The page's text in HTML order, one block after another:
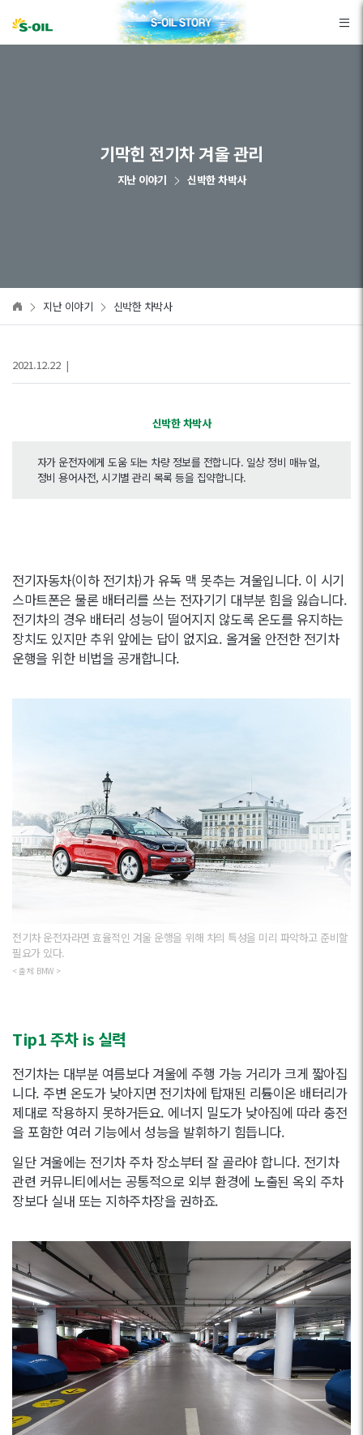
기막힌 전기차 겨울 관리
지난 이야기 신박한 차박사
지난 이야기 신박한 차박사
2021.12.22 |
신박한 차박사
자가 운전자에게 도움 되는 차량 정보를 전합니다. 일상 정비 매뉴얼,
정비 용어사전, 시기별 관리 목록 등을 집약합니다.
전기자동차(이하 전기차)가 유독 맥 못추는 겨울입니다. 이 시기
스마트폰은 물론 배터리를 쓰는 전자기기 대부분 힘을 잃습니다.
전기차의 경우 배터리 성능이 떨어지지 않도록 온도를 유지하는
장치도 있지만 추위 앞에는 답이 없지요. 올겨울 안전한 전기차
운행을 위한 비법을 공개합니다.
전기차 운전자라면 효율적인 겨울 운행을 위해 차의 특성을 미리 파악하고 준비할
필요가 있다.
< 출처: BMW >
Tip1 주차 is 실력
전기차는 대부분 여름보다 겨울에 주행 가능 거리가 크게 짧아집
니다. 주변 온도가 낮아지면 전기차에 탑재된 리튬이온 배터리가
제대로 작용하지 못하거든요. 에너지 밀도가 낮아짐에 따라 충전
을 포함한 여러 기능에서 성능을 발휘하기 힘듭니다.
일단 겨울에는 전기차 주차 장소부터 잘 골라야 합니다. 전기차
관련 커뮤니티에서는 공통적으로 외부 환경에 노출된 옥외 주차
장보다 실내 또는 지하주차장을 권하죠.